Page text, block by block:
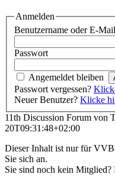
Anmelden
Benutzername oder E-Mail
Passwort
Angemeldet bleiben
Passwort vergessen?
Neuer Benutzer? Klicke
11th Discussion Forum von
20T09:31:48+02:00
Dieser Inhalt ist nur für
Sie sich an.
Sie sind noch kein Mitglied?